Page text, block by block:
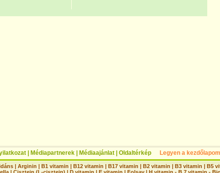
Médiapartnerek Médiaajánlat Oldaltérkép Legyen a kezdőlapom
| Arginin | B1 vitamin | B12 vitamin | B17 vitamin | B2 vitamin | B3 vitamin | B5